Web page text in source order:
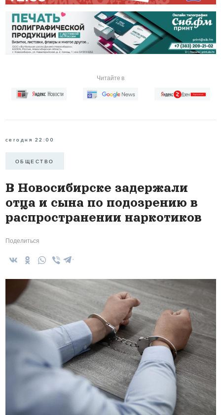
Читайте в
сегодня 22:00
ОБЩЕСТВО
В Новосибирске задержали
отца и сына по подозрению в
распространении наркотиков
Поделиться